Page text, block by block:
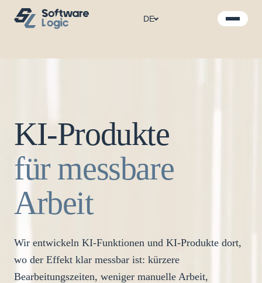
DE
KI-Produkte
für messbare
Arbeit
Wir entwickeln KI-Funktionen und KI-Produkte dort,
wo der Effekt klar messbar ist: kürzere
Bearbeitungszeiten, weniger manuelle Arbeit,